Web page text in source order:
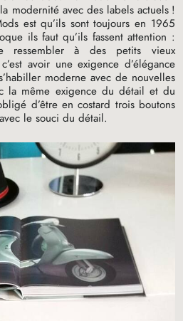
modernité avec des labels actuels !
est qu’ils sont toujours en 1965
ils faut qu’ils fassent attention :
ressembler à des petits vieux
avoir une exigence d’élégance
moderne avec de nouvelles
la même exigence du détail et du
d’être en costard trois boutons
le souci du détail.